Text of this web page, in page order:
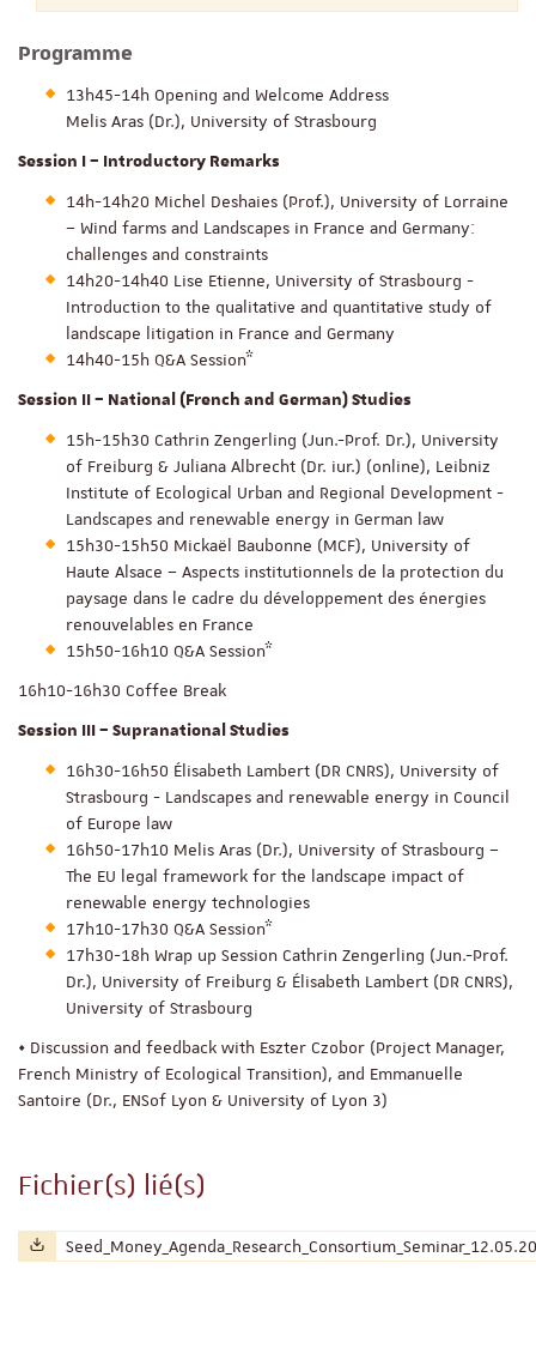
Programme
13h45-14h Opening and Welcome Address
Melis Aras (Dr.), University of Strasbourg
Session I – Introductory Remarks
14h-14h20 Michel Deshaies (Prof.), University of Lorraine
– Wind farms and Landscapes in France and Germany:
challenges and constraints
14h20-14h40 Lise Etienne, University of Strasbourg -
Introduction to the qualitative and quantitative study of
landscape litigation in France and Germany
14h40-15h Q&A Session*
Session II – National (French and German) Studies
15h-15h30 Cathrin Zengerling (Jun.-Prof. Dr.), University
of Freiburg & Juliana Albrecht (Dr. iur.) (online), Leibniz
Institute of Ecological Urban and Regional Development -
Landscapes and renewable energy in German law
15h30-15h50 Mickaël Baubonne (MCF), University of
Haute Alsace – Aspects institutionnels de la protection du
paysage dans le cadre du développement des énergies
renouvelables en France
15h50-16h10 Q&A Session*
16h10-16h30 Coffee Break
Session III – Supranational Studies
16h30-16h50 Élisabeth Lambert (DR CNRS), University of
Strasbourg - Landscapes and renewable energy in Council
of Europe law
16h50-17h10 Melis Aras (Dr.), University of Strasbourg –
The EU legal framework for the landscape impact of
renewable energy technologies
17h10-17h30 Q&A Session*
17h30-18h Wrap up Session Cathrin Zengerling (Jun.-Prof.
Dr.), University of Freiburg & Élisabeth Lambert (DR CNRS),
University of Strasbourg
• Discussion and feedback with Eszter Czobor (Project Manager,
French Ministry of Ecological Transition), and Emmanuelle
Santoire (Dr., ENSof Lyon & University of Lyon 3)
Fichier(s) lié(s)
Nom du fichier :